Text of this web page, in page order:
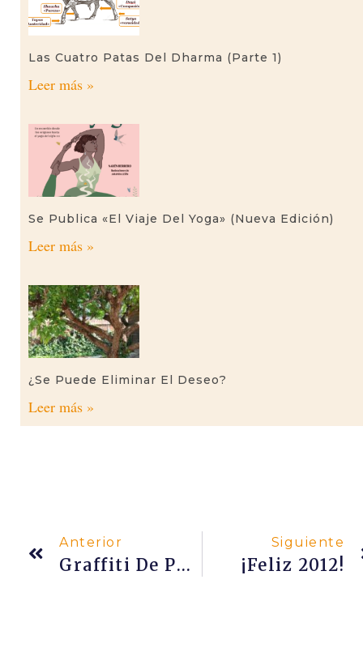
Las Cuatro Patas Del Dharma (parte 1)
Leer más »
Se Publica «El Viaje Del Yoga» (nueva Edición)
Leer más »
¿Se Puede Eliminar El Deseo?
Leer más »
Anterior
Graffiti De Poch Y Rock En La India
Siguiente
¡Feliz 2012!